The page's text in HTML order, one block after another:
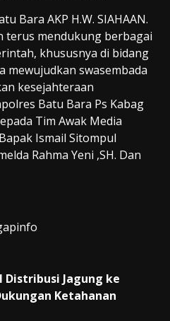
Bara AKP H.W. SIAHAAN.
terus mendukung berbagai
khususnya di bidang
mewujudkan swasembada
kesejahteraan
Batu Bara Ps Kabag
Tim Awak Media
Ismail Sitompul
Rahma Yeni ,SH. Dan
Distribusi Jagung ke
Ketahanan